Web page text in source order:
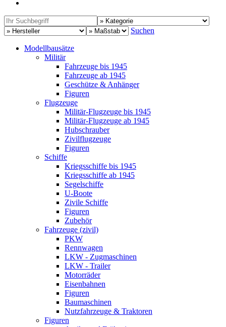
Suchen
Modellbausätze
Militär
Fahrzeuge bis 1945
Fahrzeuge ab 1945
Geschütze & Anhänger
Figuren
Flugzeuge
Militär-Flugzeuge bis 1945
Militär-Flugzeuge ab 1945
Hubschrauber
Zivilflugzeuge
Figuren
Schiffe
Kriegsschiffe bis 1945
Kriegsschiffe ab 1945
Segelschiffe
U-Boote
Zivile Schiffe
Figuren
Zubehör
Fahrzeuge (zivil)
PKW
Rennwagen
LKW - Zugmaschinen
LKW - Trailer
Motorräder
Eisenbahnen
Figuren
Baumaschinen
Nutzfahrzeuge & Traktoren
Figuren